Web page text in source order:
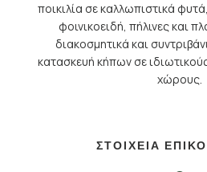
ποικιλία σε καλλωπιστικά
φοινικοειδή, πήλινες και
διακοσμητικά και
κατασκευή κήπων σε
χώρους.
ΣΤΟΙΧΕΙΑ